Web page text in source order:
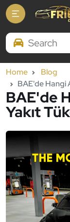
Search Brands
Home
Blog
BAE'de Hangi
BAE'de
Yakıt